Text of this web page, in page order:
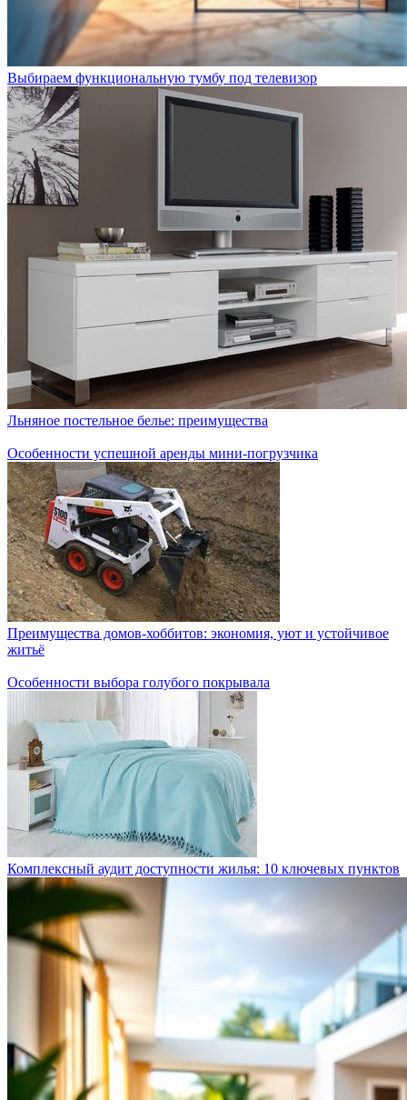
Выбираем функциональную тумбу под телевизор
Льняное постельное белье: преимущества
Особенности успешной аренды мини-погрузчика
Преимущества домов-хоббитов: экономия, уют и устойчивое
житьё
Особенности выбора голубого покрывала
Комплексный аудит доступности жилья: 10 ключевых пунктов